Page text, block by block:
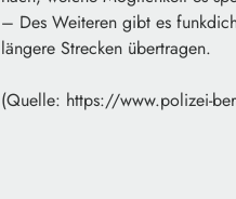
– Des Weiteren gibt es
längere Strecken übertragen.
(Quelle: https://www.polizei-